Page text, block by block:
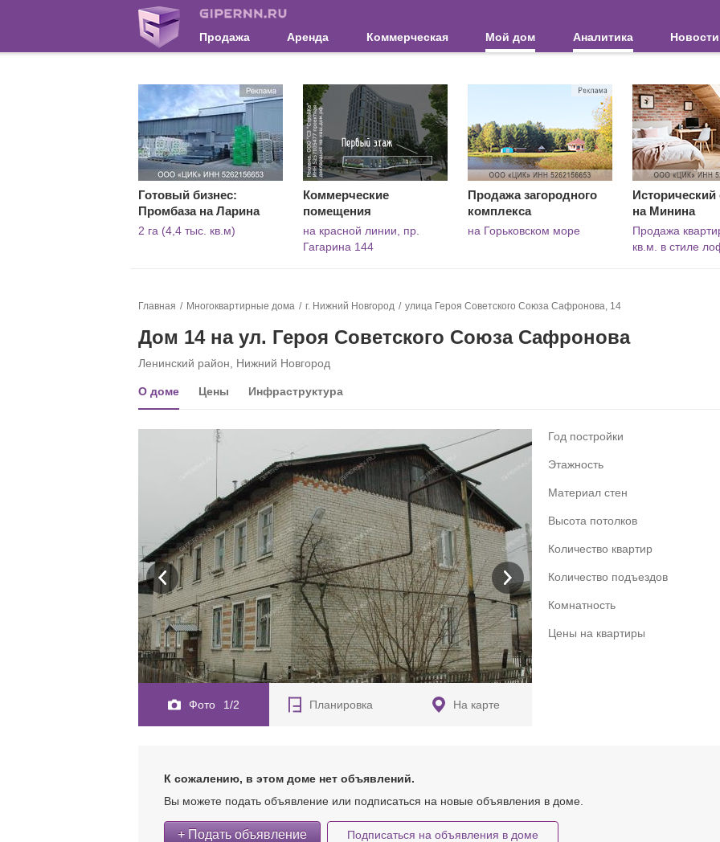
Продажа Аренда Коммерческая Мой дом Аналитика Новости
Готовый бизнес:
Промбаза на Ларина
2 га (4,4 тыс. кв.м)
Коммерческие
помещения
на красной линии, пр.
Гагарина 144
Продажа загородного
комплекса
на Горьковском море
Исторический
на Минина
Продажа
кв.м. в стиле
Главная Многоквартирные дома г. Нижний Новгород улица Героя Советского Союза Сафронова, 14
Дом 14 на ул. Героя Советского Союза Сафронова
Ленинский район, Нижний Новгород
О доме Цены Инфраструктура
Фото 1/2 Планировка На карте
Год постройки
Этажность
Материал стен
Высота потолков
Количество квартир
Количество подъездов
Комнатность
Цены на квартиры
К сожалению, в этом доме нет объявлений.
Вы можете подать объявление или подписаться на новые объявления в доме.
+ Подать объявление Подписаться на объявления в доме